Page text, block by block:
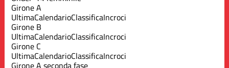
Girone A
UltimaCalendarioClassificaIncroci
Girone B
UltimaCalendarioClassificaIncroci
Girone C
UltimaCalendarioClassificaIncroci
Girone A seconda fase